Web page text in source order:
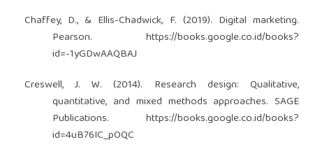
Chaffey, D., & Ellis-Chadwick, F. (2019). Digital marketing.
Pearson.https://books.google.co.id/books?
id=-1yGDwAAQBAJ
Creswell, J. W. (2014). Research design: Qualitative,
quantitative, and mixed methods approaches. SAGE
Publications.https://books.google.co.id/books?
id=4uB76IC_pOQC